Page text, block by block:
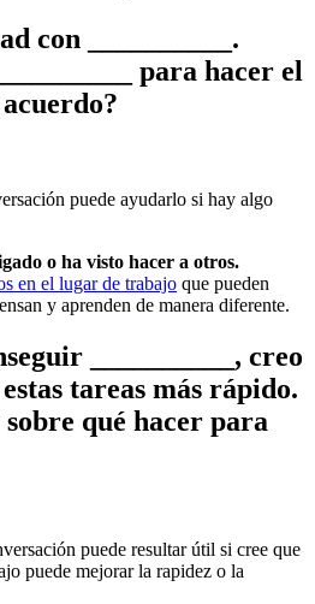
con __________.
para hacer el
puede ayudarlo si hay algo
o ha visto hacer a otros.
en el lugar de trabajo que pueden
y aprenden de manera diferente.
__________, creo
tareas más rápido.
qué hacer para
puede resultar útil si cree que
puede mejorar la rapidez o la